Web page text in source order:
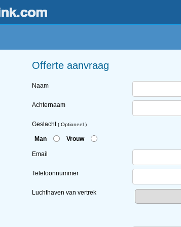
Offerte aanvraag
Naam
Achternaam
Geslacht( Optioneel )
Man Vrouw
Email
Telefoonnummer
Luchthaven van vertrek